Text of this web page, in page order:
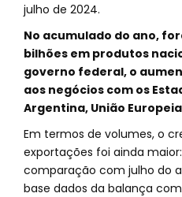
julho de 2024.
No acumulado do ano,
bilhões em produtos
governo federal, o
aos negócios com os
Argentina, União
Em termos de volumes, o
exportações foi ainda
comparação com julho do
base dados da balança